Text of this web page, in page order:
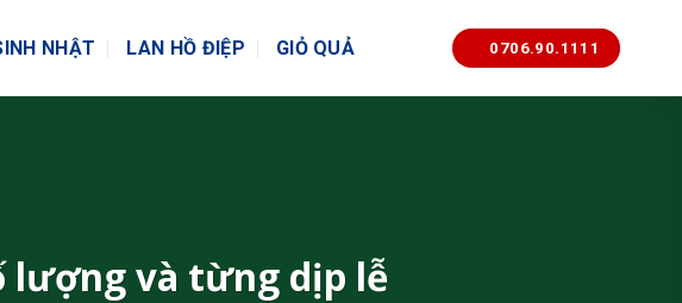
NHẬT LAN HỒ ĐIỆP GIỎ QUẢ 0706.90.1111
lượng và từng dịp lễ